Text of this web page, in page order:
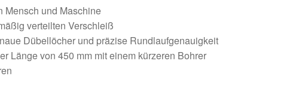
Mensch und Maschine
verteilten Verschleiß
Dübellöcher und präzise Rundlaufgenauigkeit
Länge von 450 mm mit einem kürzeren Bohrer